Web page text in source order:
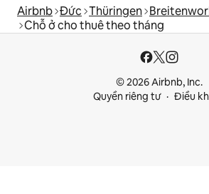
Airbnb Đức Thüringen
Chỗ ở cho thuê theo tháng
© 2026 Airbnb, Inc.
Quyền riêng tư
Điều